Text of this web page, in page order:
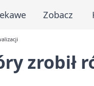
Zobacz
zrobił